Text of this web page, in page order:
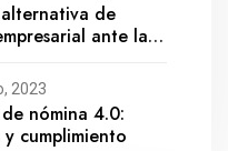
alternativa de
ante la
2023
nómina 4.0:
cumplimiento